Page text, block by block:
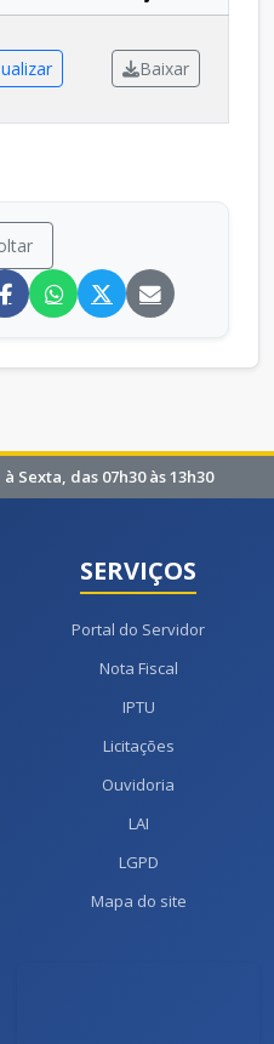
Baixar
Sexta, das 07h30 às 13h30
SERVIÇOS
Portal do Servidor
Nota Fiscal
IPTU
Licitações
Ouvidoria
LAI
LGPD
Mapa do site